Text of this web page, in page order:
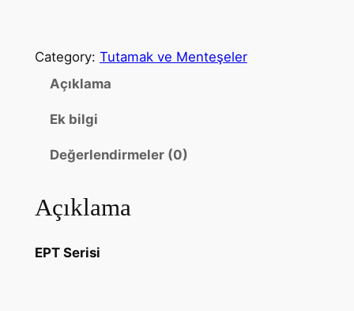
Category: Tutamak ve Menteşeler
Açıklama
Ek bilgi
Değerlendirmeler (0)
Açıklama
EPT Serisi